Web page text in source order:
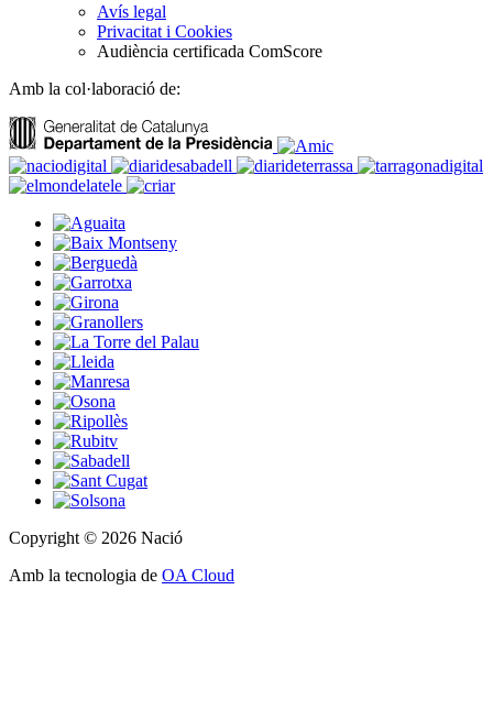
Avís legal
Privacitat i Cookies
Audiència certificada ComScore
Amb la col·laboració de:
Copyright © 2026 Nació
Amb la tecnologia de OA Cloud